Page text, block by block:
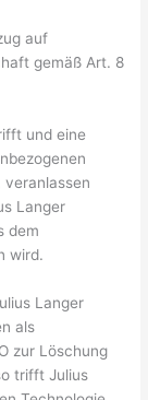
auf
gemäß Art. 8
und eine
veranlassen
Langer
dem
wird.
Langer
als
zur Löschung
trifft Julius